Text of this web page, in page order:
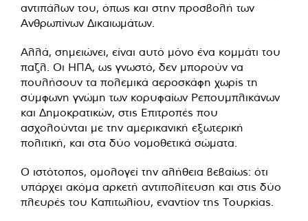
αντιπάλων του, όπως και στην προσβολή των
Ανθρωπίνων Δικαιωμάτων.
Αλλά, σημειώνει, είναι αυτό μόνο ένα κομμάτι του
παζλ. Οι ΗΠΑ, ως γνωστό, δεν μπορούν να
πουλήσουν τα πολεμικά αεροσκάφη χωρίς τη
σύμφωνη γνώμη των κορυφαίων Ρεπουμπλικάνων
και Δημοκρατικών, στις Επιτροπές που
ασχολούνται με την αμερικανική εξωτερική
πολιτική, και στα δύο νομοθετικά σώματα.
Ο ιστότοπος, ομολογεί την αλήθεια βεβαίως: ότι
υπάρχει ακόμα αρκετή αντιπολίτευση και στις δύο
πλευρές του Καπιτωλίου, εναντίον της Τουρκίας.